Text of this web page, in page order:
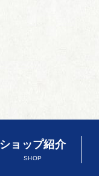
ショップ紹介
SHOP